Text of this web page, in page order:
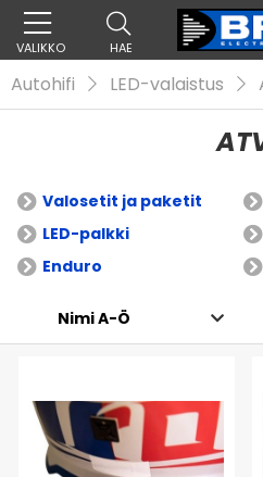
VALIKKO HAE
Autohifi LED-valaistus
Valosetit ja paketit
LED-palkki
Enduro